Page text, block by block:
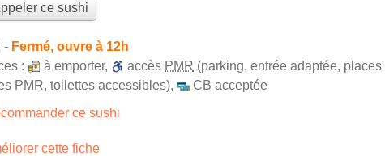
ce sushi
- Fermé, ouvre à 12h
:
à emporter, accès PMR (parking, entrée adaptée, places
PMR, toilettes accessibles),
CB acceptée
ce sushi
cette fiche